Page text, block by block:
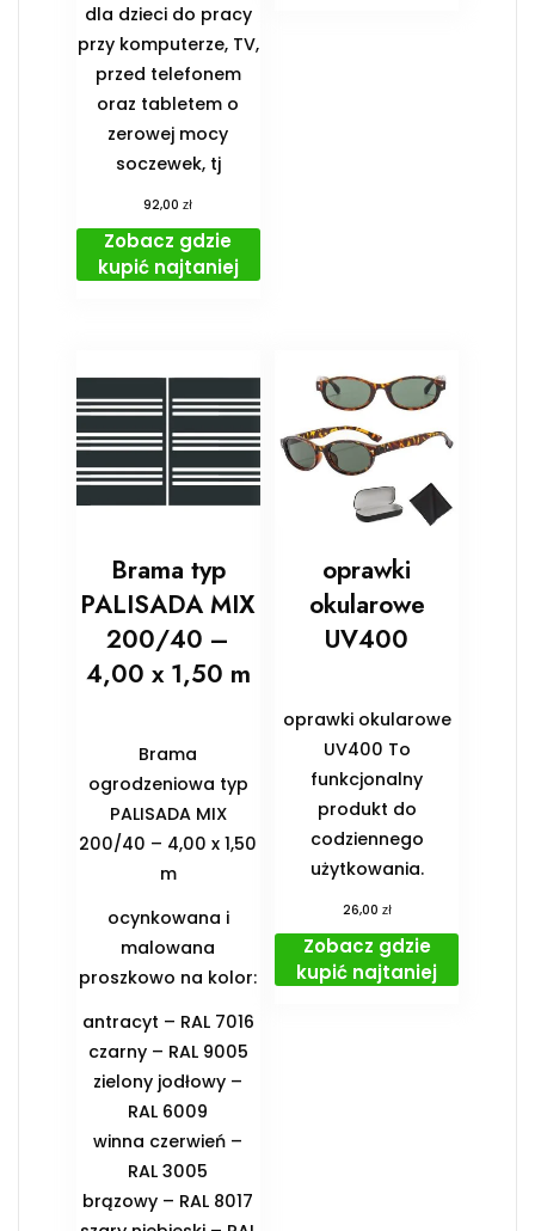
dla dzieci do pracy
przy komputerze, TV,
przed telefonem
oraz tabletem o
zerowej mocy
soczewek, tj
92,00zł
Zobacz gdzie
kupić najtaniej
Brama typ
PALISADA MIX
200/40 –
4,00 x 1,50 m
Brama
ogrodzeniowa typ
PALISADA MIX
200/40 – 4,00 x 1,50
m
ocynkowana i
malowana
proszkowo na kolor:
antracyt – RAL 7016
czarny – RAL 9005
zielony jodłowy –
RAL 6009
winna czerwień –
RAL 3005
brązowy – RAL 8017
oprawki
okularowe
UV400
oprawki okularowe
UV400 To
funkcjonalny
produkt do
codziennego
użytkowania.
26,00 zł
Zobacz gdzie
kupić najtaniej